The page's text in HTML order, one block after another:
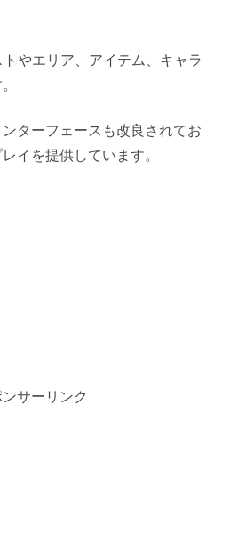
やエリア、アイテム、キャラ
ターフェースも改良されてお
イを提供しています。
ンサーリンク